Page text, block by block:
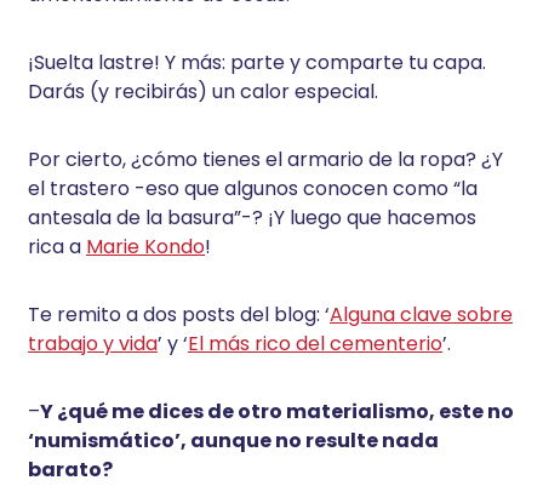
¡Suelta lastre! Y más: parte y comparte tu capa.
Darás (y recibirás) un calor especial.
Por cierto, ¿cómo tienes el armario de la ropa? ¿Y
el trastero -eso que algunos conocen como “la
antesala de la basura”-? ¡Y luego que hacemos
rica a Marie Kondo!
Te remito a dos posts del blog: ‘Alguna clave sobre
trabajo y vida’ y ‘El más rico del cementerio’.
–Y ¿qué me dices de otro materialismo, este no
‘numismático’, aunque no resulte nada
barato?